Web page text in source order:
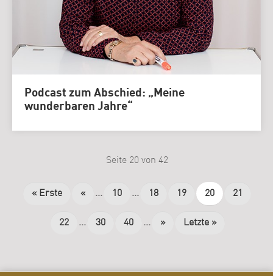
Podcast zum Abschied: „Meine
wunderbaren Jahre“
Seite 20 von 42
« Erste « ... 10 ... 18 19 20 21
22 ... 30 40 ... » Letzte »